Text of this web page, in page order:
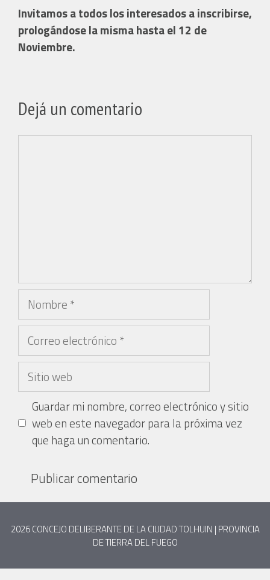
Invitamos a todos los interesados a inscribirse,
prologándose la misma hasta el 12 de
Noviembre.
Dejá un comentario
Guardar mi nombre, correo electrónico y sitio
web en este navegador para la próxima vez
que haga un comentario.
2026CONCEJO DELIBERANTE DE LA CIUDAD TOLHUIN | PROVINCIA
DE TIERRA DEL FUEGO